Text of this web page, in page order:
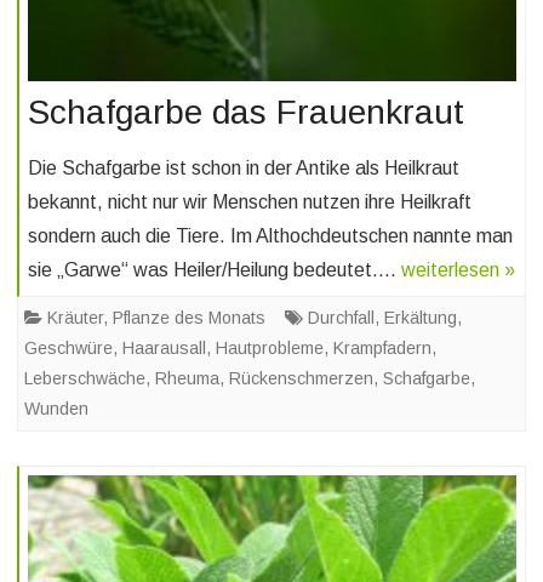
Schafgarbe das Frauenkraut
Die Schafgarbe ist schon in der Antike als Heilkraut
bekannt, nicht nur wir Menschen nutzen ihre Heilkraft
sondern auch die Tiere. Im Althochdeutschen nannte man
sie „Garwe“ was Heiler/Heilung bedeutet…. weiterlesen »
Kräuter, Pflanze des Monats Durchfall , Erkältung,
Geschwüre, Haarausall , Hautprobleme, Krampfadern,
Leberschwäche, Rheuma, Rückenschmerzen, Schafgarbe,
Wunden